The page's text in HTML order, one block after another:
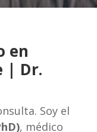
en
| Dr.
Soy el
, médico